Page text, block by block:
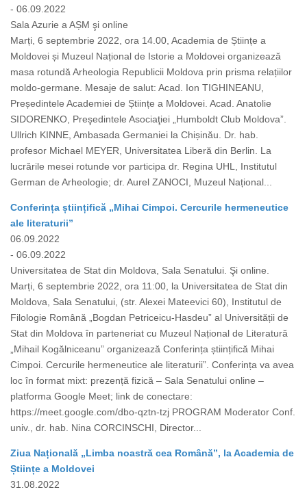
- 06.09.2022
Sala Azurie a AȘM şi online
Marți, 6 septembrie 2022, ora 14.00, Academia de Științe a
Moldovei și Muzeul Național de Istorie a Moldovei organizează
masa rotundă Arheologia Republicii Moldova prin prisma relațiilor
moldo-germane. Mesaje de salut: Acad. Ion TIGHINEANU,
Președintele Academiei de Științe a Moldovei. Acad. Anatolie
SIDORENKO, Preşedintele Asociaţiei „Humboldt Club Moldova”.
Ullrich KINNE, Ambasada Germaniei la Chișinău. Dr. hab.
profesor Michael MEYER, Universitatea Liberă din Berlin. La
lucrările mesei rotunde vor participa dr. Regina UHL, Institutul
German de Arheologie; dr. Aurel ZANOCI, Muzeul Național...
Conferința științifică „Mihai Cimpoi. Cercurile hermeneutice
ale literaturii”
06.09.2022
- 06.09.2022
Universitatea de Stat din Moldova, Sala Senatului. Şi online.
Marți, 6 septembrie 2022, ora 11:00, la Universitatea de Stat din
Moldova, Sala Senatului, (str. Alexei Mateevici 60), Institutul de
Filologie Română „Bogdan Petriceicu-Hasdeu” al Universității de
Stat din Moldova în parteneriat cu Muzeul Național de Literatură
„Mihail Kogălniceanu” organizează Conferința științifică Mihai
Cimpoi. Cercurile hermeneutice ale literaturii”. Conferința va avea
loc în format mixt: prezență fizică – Sala Senatului online –
platforma Google Meet; link de conectare:
https://meet.google.com/dbo-qztn-tzj PROGRAM Moderator Conf.
univ., dr. hab. Nina CORCINSCHI, Director...
Ziua Națională „Limba noastră cea Română”, la Academia de
Științe a Moldovei
31.08.2022